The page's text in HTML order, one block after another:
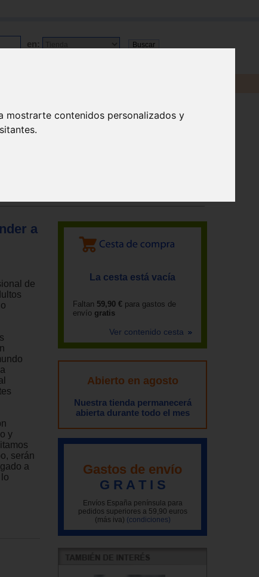
mostrarte contenidos personalizados y
en:
a
de
y
serán
a
La cesta está vacía
Faltan 59,90 € para gastos de
envío gratis
Ver contenido cesta
Abierto en agosto
Nuestra tienda permanecerá
abierta durante todo el mes
Gastos de envío
G R A T I S
Envíos España península para
pedidos superiores a 59,90 euros
(más iva) (condiciones)